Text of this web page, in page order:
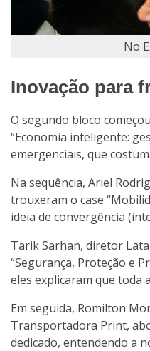
No
Inovação para
O segundo bloco
“Economia inteligente:
emergenciais, que
Na sequência, Ariel
trouxeram o case
ideia de convergência
Tarik Sarhan, diretor
“Segurança, Proteção e
eles explicaram que toda
Em seguida, Romilton
Transportadora Print,
dedicado, entendendo a